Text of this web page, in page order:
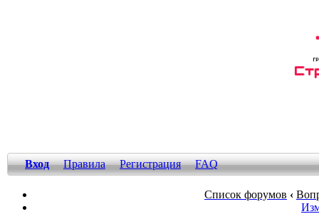
Вход Правила Регистрация FAQ
Список форумов ‹